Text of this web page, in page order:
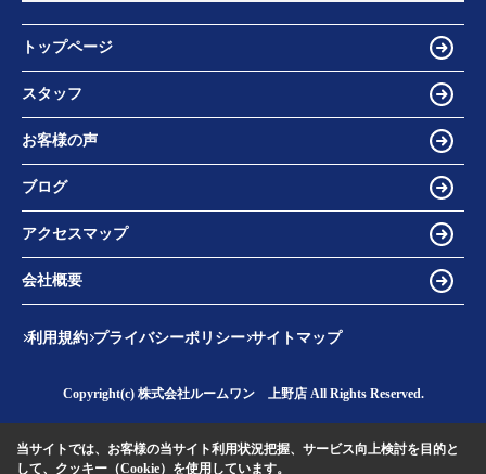
トップページ
スタッフ
お客様の声
ブログ
アクセスマップ
会社概要
利用規約 プライバシーポリシー サイトマップ
Copyright(c) 株式会社ルームワン 上野店 All Rights Reserved.
当サイトでは、お客様の当サイト利用状況把握、サービス向上検討を目的と
して、クッキー（Cookie）を使用しています。